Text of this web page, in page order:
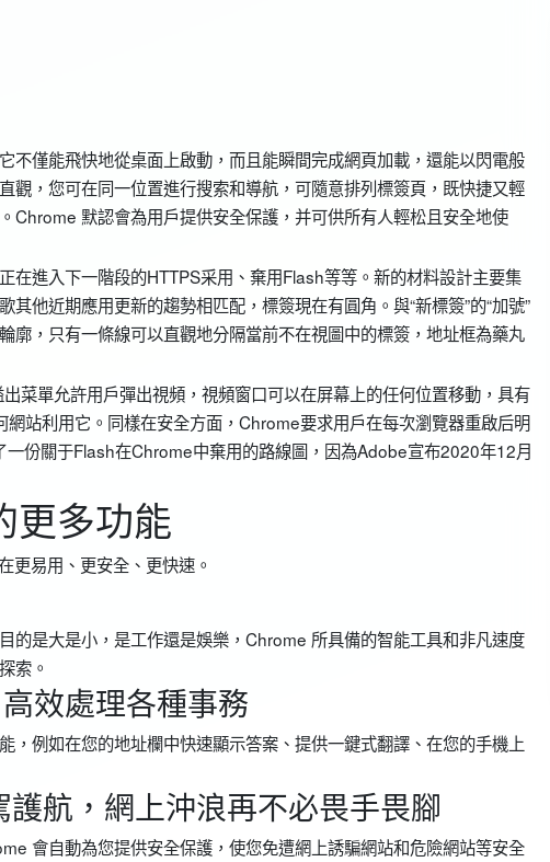
不僅能飛快地從桌面上啟動，而且能瞬間完成網頁加載，還能以閃電般
觀，您可在同一位置進行搜索和導航，可隨意排列標簽頁，既快捷又輕
Chrome 默認會為用戶提供安全保護，并可供所有人輕松且安全地使
在進入下一階段的HTTPS采用、棄用Flash等等。新的材料設計主要集
他近期應用更新的趨勢相匹配，標簽現在有圓角。與“新標簽”的“加號”
廓，只有一條線可以直觀地分隔當前不在視圖中的標簽，地址框為藥丸
菜單允許用戶彈出視頻，視頻窗口可以在屏幕上的任何位置移動，具有
站利用它。同樣在安全方面，Chrome要求用戶在每次瀏覽器重啟后明
份關于Flash在Chrome中棄用的路線圖，因為Adobe宣布2020年12月
更多功能
更易用、更安全、更快速。
的是大是小，是工作還是娛樂，Chrome 所具備的智能工具和非凡速度
索。
效處理各種事務
，例如在您的地址欄中快速顯示答案、提供一鍵式翻譯、在您的手機上
航，網上沖浪再不必畏手畏腳
會自動為您提供安全保護，使您免遭網上誘騙網站和危險網站等安全